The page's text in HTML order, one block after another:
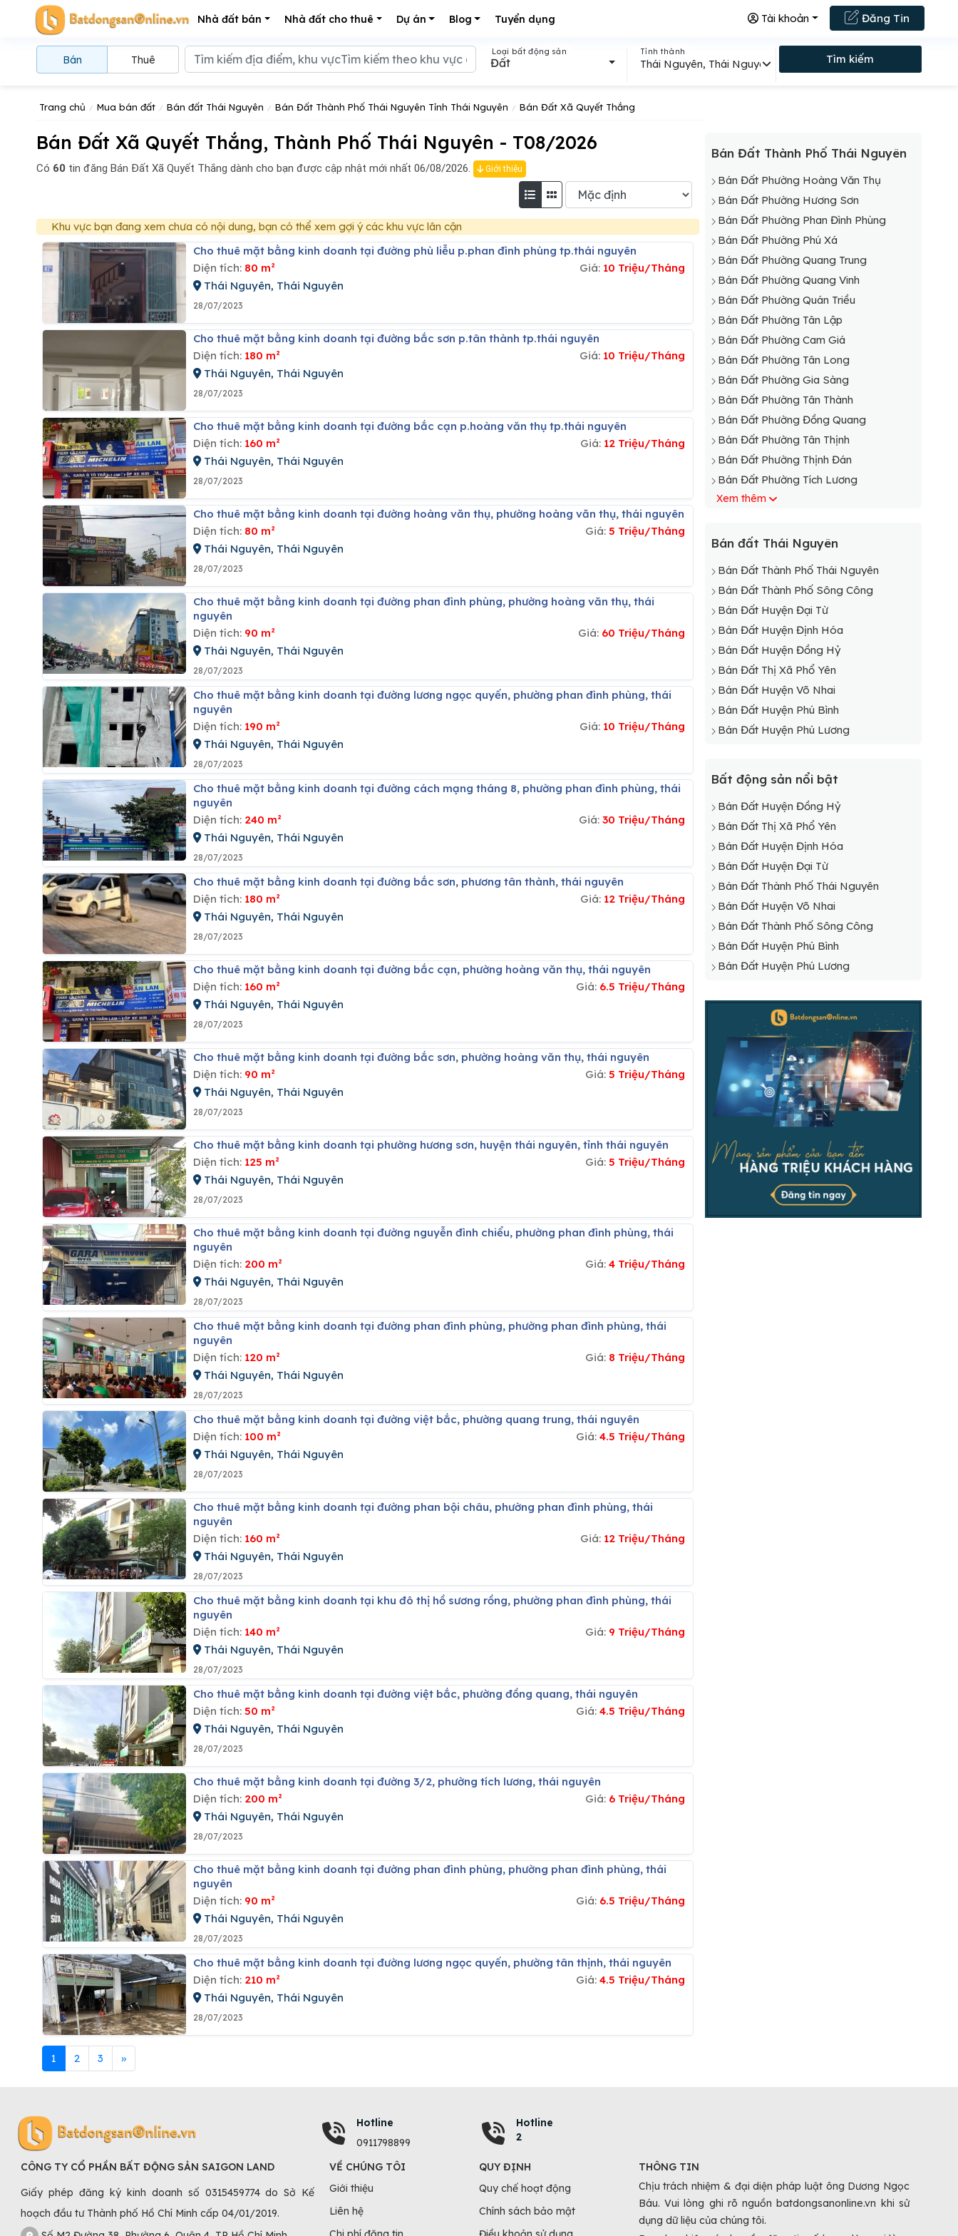
Nhà đất bán Nhà đất cho thuê Dự án Blog Tuyển dụng Đăng Tin
Tài khoản
Trang chủ Mua bán đất Bán đất Thái Nguyên Bán Đất Thành Phố Thái Nguyên Tỉnh Thái Nguyên Bán Đất Xã Quyết Thắng
Bán Đất Xã Quyết Thắng, Thành Phố Thái Nguyên - T08/2026
Có 60 tin đăng Bán Đất Xã Quyết Thắng dành cho bạn được cập nhật mới nhất 06/08/2026. Giới thiệu
Khu vực bạn đang xem chưa có nội dung, bạn có thể xem gợi ý các khu vực lân cận
Cho thuê mặt bằng kinh doanh tại đường phù liễu p.phan đình phùng tp.thái nguyên
Diện tích: 80 m² Giá: 10 Triệu/Tháng
Thái Nguyên, Thái Nguyên
28/07/2023
Cho thuê mặt bằng kinh doanh tại đường bắc sơn p.tân thành tp.thái nguyên
Diện tích: 180 m² Giá: 10 Triệu/Tháng
Thái Nguyên, Thái Nguyên
28/07/2023
Cho thuê mặt bằng kinh doanh tại đường bắc cạn p.hoàng văn thụ tp.thái nguyên
Diện tích: 160 m² Giá: 12 Triệu/Tháng
Thái Nguyên, Thái Nguyên
28/07/2023
Cho thuê mặt bằng kinh doanh tại đường hoàng văn thụ, phường hoàng văn thụ, thái nguyên
Diện tích: 80 m² Giá:5 Triệu/Tháng
Thái Nguyên, Thái Nguyên
28/07/2023
Cho thuê mặt bằng kinh doanh tại đường phan đình phùng, phường hoàng văn thụ, thái
nguyên
Diện tích: 90 m² Giá: 60 Triệu/Tháng
Thái Nguyên, Thái Nguyên
28/07/2023
Cho thuê mặt bằng kinh doanh tại đường lương ngọc quyến, phường phan đình phùng, thái
nguyên
Diện tích: 190 m² Giá: 10 Triệu/Tháng
Thái Nguyên, Thái Nguyên
28/07/2023
Cho thuê mặt bằng kinh doanh tại đường cách mạng tháng 8, phường phan đình phùng, thái
nguyên
Diện tích: 240 m² Giá:30 Triệu/Tháng
Thái Nguyên, Thái Nguyên
28/07/2023
Cho thuê mặt bằng kinh doanh tại đường bắc sơn, phương tân thành, thái nguyên
Diện tích: 180 m² Giá: 12 Triệu/Tháng
Thái Nguyên, Thái Nguyên
28/07/2023
Cho thuê mặt bằng kinh doanh tại đường bắc cạn, phường hoàng văn thụ, thái nguyên
Diện tích: 160 m² Giá: 6.5 Triệu/Tháng
Thái Nguyên, Thái Nguyên
28/07/2023
Cho thuê mặt bằng kinh doanh tại đường bắc sơn, phường hoàng văn thụ, thái nguyên
Diện tích: 90 m² Giá:5 Triệu/Tháng
Thái Nguyên, Thái Nguyên
28/07/2023
Cho thuê mặt bằng kinh doanh tại phường hương sơn, huyện thái nguyên, tỉnh thái nguyên
Diện tích: 125 m² Giá:5 Triệu/Tháng
Thái Nguyên, Thái Nguyên
28/07/2023
Cho thuê mặt bằng kinh doanh tại đường nguyễn đình chiểu, phường phan đình phùng, thái
nguyên
Diện tích: 200 m² Giá:4 Triệu/Tháng
Thái Nguyên, Thái Nguyên
28/07/2023
Cho thuê mặt bằng kinh doanh tại đường phan đình phùng, phường phan đình phùng, thái
nguyên
Diện tích: 120 m² Giá: 8 Triệu/Tháng
Thái Nguyên, Thái Nguyên
28/07/2023
Cho thuê mặt bằng kinh doanh tại đường việt bắc, phường quang trung, thái nguyên
Diện tích: 100 m² Giá:4.5 Triệu/Tháng
Thái Nguyên, Thái Nguyên
28/07/2023
Cho thuê mặt bằng kinh doanh tại đường phan bội châu, phường phan đình phùng, thái
nguyên
Diện tích: 160 m² Giá: 12 Triệu/Tháng
Thái Nguyên, Thái Nguyên
28/07/2023
Cho thuê mặt bằng kinh doanh tại khu đô thị hồ sương rồng, phường phan đình phùng, thái
nguyên
Diện tích: 140 m² Giá: 9 Triệu/Tháng
Thái Nguyên, Thái Nguyên
28/07/2023
Cho thuê mặt bằng kinh doanh tại đường việt bắc, phường đồng quang, thái nguyên
Diện tích: 50 m² Giá:4.5 Triệu/Tháng
Thái Nguyên, Thái Nguyên
28/07/2023
Cho thuê mặt bằng kinh doanh tại đường 3/2, phường tích lương, thái nguyên
Diện tích: 200 m² Giá: 6 Triệu/Tháng
Thái Nguyên, Thái Nguyên
28/07/2023
Cho thuê mặt bằng kinh doanh tại đường phan đình phùng, phường phan đình phùng, thái
nguyên
Diện tích: 90 m² Giá: 6.5 Triệu/Tháng
Thái Nguyên, Thái Nguyên
28/07/2023
Cho thuê mặt bằng kinh doanh tại đường lương ngọc quyến, phường tân thịnh, thái nguyên
Diện tích: 210 m² Giá:4.5 Triệu/Tháng
Thái Nguyên, Thái Nguyên
28/07/2023
1 2 3 »
Bán Đất Thành Phố Thái Nguyên
Bán Đất Phường Hoàng Văn Thụ
Bán Đất Phường Hương Sơn
Bán Đất Phường Phan Đình Phùng
Bán Đất Phường Phú Xá
Bán Đất Phường Quang Trung
Bán Đất Phường Quang Vinh
Bán Đất Phường Quán Triều
Bán Đất Phường Tân Lập
Bán Đất Phường Cam Giá
Bán Đất Phường Tân Long
Bán Đất Phường Gia Sàng
Bán Đất Phường Tân Thành
Bán Đất Phường Đồng Quang
Bán Đất Phường Tân Thịnh
Bán Đất Phường Thịnh Đán
Bán Đất Phường Tích Lương
Bán Đất Phường Trung Thành
Bán Đất Xã Cao Ngạn
Bán Đất Xã Đồng Bẩm
Bán Đất Xã Lương Sơn
Bán Đất Xã Phúc Hà
Bán Đất Xã Phúc Trìu
Bán Đất Xã Phúc Xuân
Bán Đất Xã Quyết Thắng
Bán Đất Xã Tân Cương
Bán Đất Xã Thịnh Đức
Xem thêm
Bán đất Thái Nguyên
Bán Đất Thành Phố Thái Nguyên
Bán Đất Thành Phố Sông Công
Bán Đất Huyện Đại Từ
Bán Đất Huyện Định Hóa
Bán Đất Huyện Đồng Hỷ
Bán Đất Thị Xã Phổ Yên
Bán Đất Huyện Võ Nhai
Bán Đất Huyện Phú Bình
Bán Đất Huyện Phú Lương
Bất động sản nổi bật
Bán Đất Huyện Đồng Hỷ
Bán Đất Thị Xã Phổ Yên
Bán Đất Huyện Định Hóa
Bán Đất Huyện Đại Từ
Bán Đất Thành Phố Thái Nguyên
Bán Đất Huyện Võ Nhai
Bán Đất Thành Phố Sông Công
Bán Đất Huyện Phú Bình
Bán Đất Huyện Phú Lương
Bán Thuê
Loại bất động sản
Đất
Tỉnh thành
Thái Nguyên, Thái Nguyên Tìm kiếm
Hotline
0911798899
Hotline
2
CÔNG TY CỔ PHẦN BẤT ĐỘNG SẢN SAIGON LAND
Giấy phép đăng ký kinh doanh số 0315459774 do Sở Kế
hoạch đầu tư Thành phố Hồ Chí Minh cấp 04/01/2019.
VỀ CHÚNG TÔI
Giới thiệu
Liên hệ
QUY ĐỊNH
Quy chế hoạt động
Chính sách bảo mật
THÔNG TIN
Chịu trách nhiệm & đại diện pháp luật ông Dương Ngọc
Báu. Vui lòng ghi rõ nguồn batdongsanonline.vn khi sử
dụng dữ liệu của chúng tôi.